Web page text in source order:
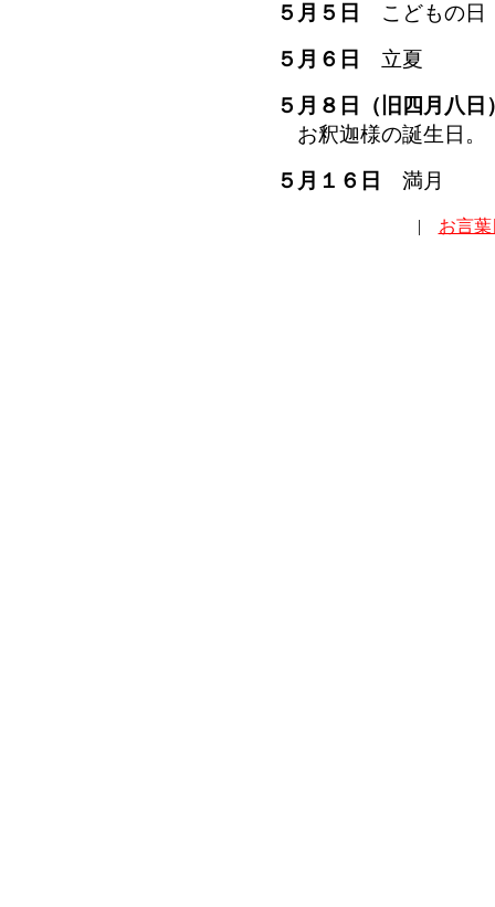
５月５日
こどもの日
５月６日
立夏
５月８日（旧四月八日
お釈迦様の誕生日。
５月１６日
満月
| お言